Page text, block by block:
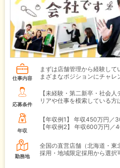
仕事内容
まずは店舗管理から経験して
まざまなポジションにチャレ
応募条件
【未経験・第二新卒・社会
リアや仕事を模索している方
年収
【年収例1】
年収450万円／
【年収例2】
年収600万円／
勤務地
全国の直営店舗（北海道・東
採用・地域限定採用から選択